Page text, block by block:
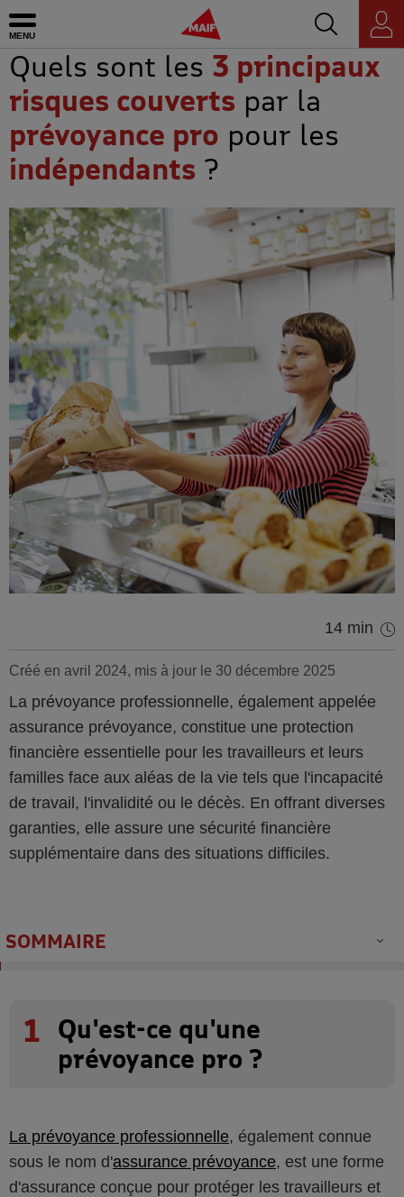
Ouvrir le menu MAIF - Allez à l'accueil de maif.fr
Accédez au
Espace
personnel
Quels sont les 3 principaux
risques couverts par la
prévoyance pro pour les
indépendants ?
14 min
Créé en avril 2024, mis à jour le 30 décembre 2025
La prévoyance professionnelle, également appelée
assurance prévoyance, constitue une protection
financière essentielle pour les travailleurs et leurs
familles face aux aléas de la vie tels que l'incapacité
de travail, l'invalidité ou le décès. En offrant diverses
garanties, elle assure une sécurité financière
supplémentaire dans des situations difficiles.
SOMMAIRE
1
Qu'est-ce qu'une
prévoyance pro ?
La prévoyance professionnelle, également connue
sous le nom d'assurance prévoyance, est une forme
d'assurance conçue pour protéger les travailleurs et